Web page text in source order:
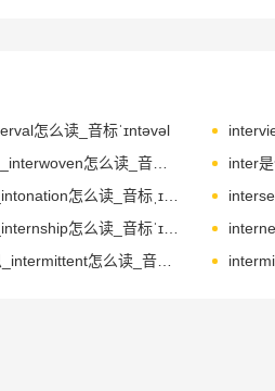
怎么读_音标ˈɪntəvəl
interwoven是什么意思_interwoven怎么读_音标ˌɪntə'wəʊvn
inter
intonation是什么意思_intonation怎么读_音标ˌɪntəˈneɪʃn
internship是什么意思_internship怎么读_音标ˈɪntɜ-nʃɪp
intermittent是什么意思_intermittent怎么读_音标ˌɪntəˈmɪtənt